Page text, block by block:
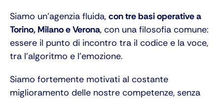
Siamo un’agenzia fluida, con tre basi operative a
Torino, Milano e Verona, con una filosofia comune:
essere il punto di incontro tra il codice e la voce,
tra l’algoritmo e l’emozione.
Siamo fortemente motivati al costante
miglioramento delle nostre competenze, senza